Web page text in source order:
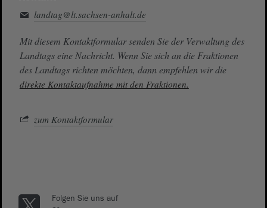
landtag@lt.sachsen-anhalt.de
Mit diesem Kontaktformular senden Sie der Verwaltung des
Landtags eine Nachricht. Wenn Sie sich an die Fraktionen
des Landtags richten möchten, dann empfehlen wir die
direkte Kontaktaufnahme mit den Fraktionen.
zum Kontaktformular
Folgen Sie uns auf